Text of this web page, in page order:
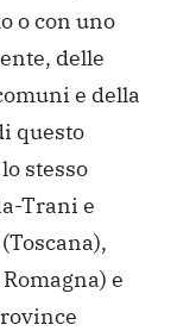
o con uno
delle
e della
questo
stesso
Trani e
e